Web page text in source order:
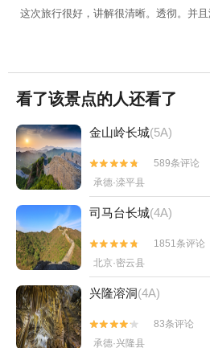
这次旅行很好，讲解很清晰。透彻。并
看了该景点的人还看了
金山岭长城(5A)


589条评论
承德·滦平县
司马台长城(4A)


1851条评论
北京·密云县
兴隆溶洞(4A)


83条评论
承德·兴隆县